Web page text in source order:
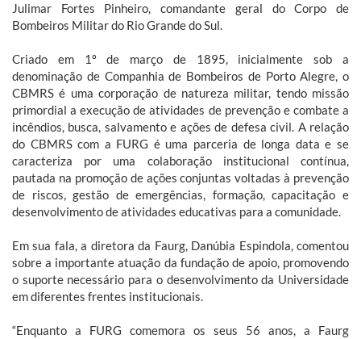
Julimar Fortes Pinheiro, comandante geral do Corpo de
Bombeiros Militar do Rio Grande do Sul.
Criado em 1º de março de 1895, inicialmente sob a
denominação de Companhia de Bombeiros de Porto Alegre, o
CBMRS é uma corporação de natureza militar, tendo missão
primordial a execução de atividades de prevenção e combate a
incêndios, busca, salvamento e ações de defesa civil. A relação
do CBMRS com a FURG é uma parceria de longa data e se
caracteriza por uma colaboração institucional contínua,
pautada na promoção de ações conjuntas voltadas à prevenção
de riscos, gestão de emergências, formação, capacitação e
desenvolvimento de atividades educativas para a comunidade.
Em sua fala, a diretora da Faurg, Danúbia Espindola, comentou
sobre a importante atuação da fundação de apoio, promovendo
o suporte necessário para o desenvolvimento da Universidade
em diferentes frentes institucionais.
“Enquanto a FURG comemora os seus 56 anos, a Faurg